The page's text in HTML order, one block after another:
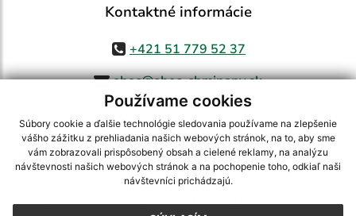
Používame cookies
Súbory cookie a ďalšie technológie sledovania používame na zlepšenie
vášho zážitku z prehliadania našich webových stránok, na to, aby sme
vám zobrazovali prispôsobený obsah a cielené reklamy, na analýzu
návštevnosti našich webových stránok a na pochopenie toho, odkiaľ naši
návštevníci prichádzajú.
Kontaktné informácie
+421 51 779 52 37
obec@obec-chminany.sk
využite možnosť získavania aktuálnych informácií s využitím RSS
CMS systém (redakčný) systém ECHELON 2,Mapa stránok,web portál
webex.digital, s.r.o.,domény,registrácia domény